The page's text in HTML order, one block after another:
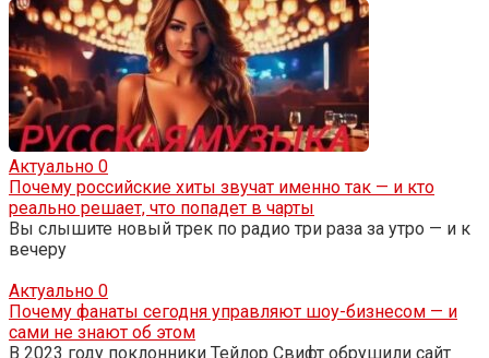
Актуально 0
Почему российские хиты звучат именно так — и кто
реально решает, что попадет в чарты
Вы слышите новый трек по радио три раза за утро — и к
вечеру
Актуально 0
Почему фанаты сегодня управляют шоу-бизнесом — и
сами не знают об этом
В 2023 году поклонники Тейлор Свифт обрушили сайт